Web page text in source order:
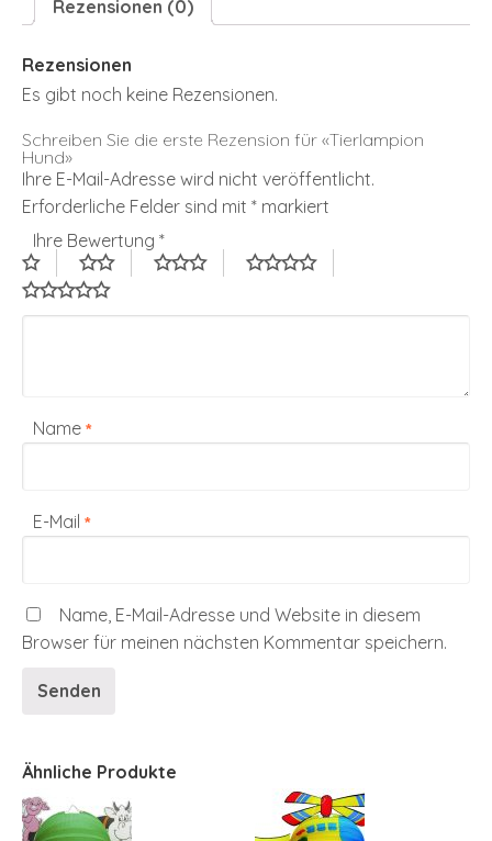
Rezensionen (0)
Rezensionen
Es gibt noch keine Rezensionen.
Schreiben Sie die erste Rezension für «Tierlampion
Hund»
Ihre E-Mail-Adresse wird nicht veröffentlicht.
Erforderliche Felder sind mit * markiert
Ihre Bewertung *
Name *
E-Mail *
Name, E-Mail-Adresse und Website in diesem
Browser für meinen nächsten Kommentar speichern.
Ähnliche Produkte